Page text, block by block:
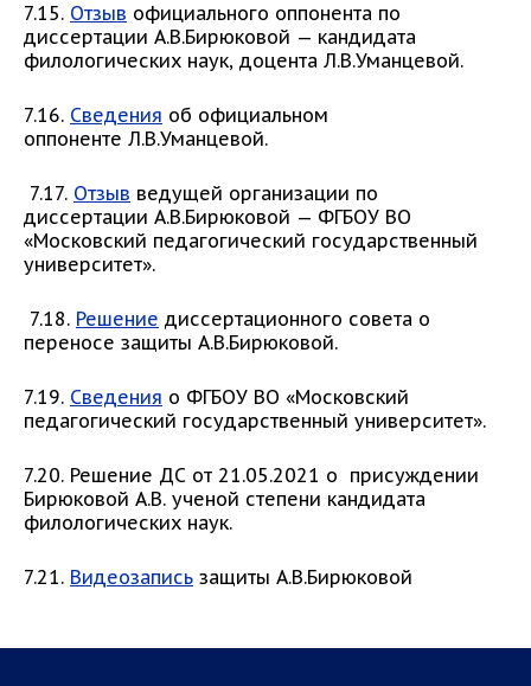
7.15. Отзыв официального оппонента по
диссертации А.В.Бирюковой — кандидата
филологических наук, доцента Л.В.Уманцевой.
7.16. Сведения об официальном
оппоненте Л.В.Уманцевой.
7.17. Отзыв ведущей организации по
диссертации А.В.Бирюковой — ФГБОУ ВО
«Московский педагогический государственный
университет».
7.18. Решение диссертационного совета о
переносе защиты А.В.Бирюковой.
7.19. Сведения о ФГБОУ ВО «Московский
педагогический государственный университет».
7.20. Решение ДС от 21.05.2021 о присуждении
Бирюковой А.В. ученой степени кандидата
филологических наук.
7.21. Видеозапись защиты А.В.Бирюковой